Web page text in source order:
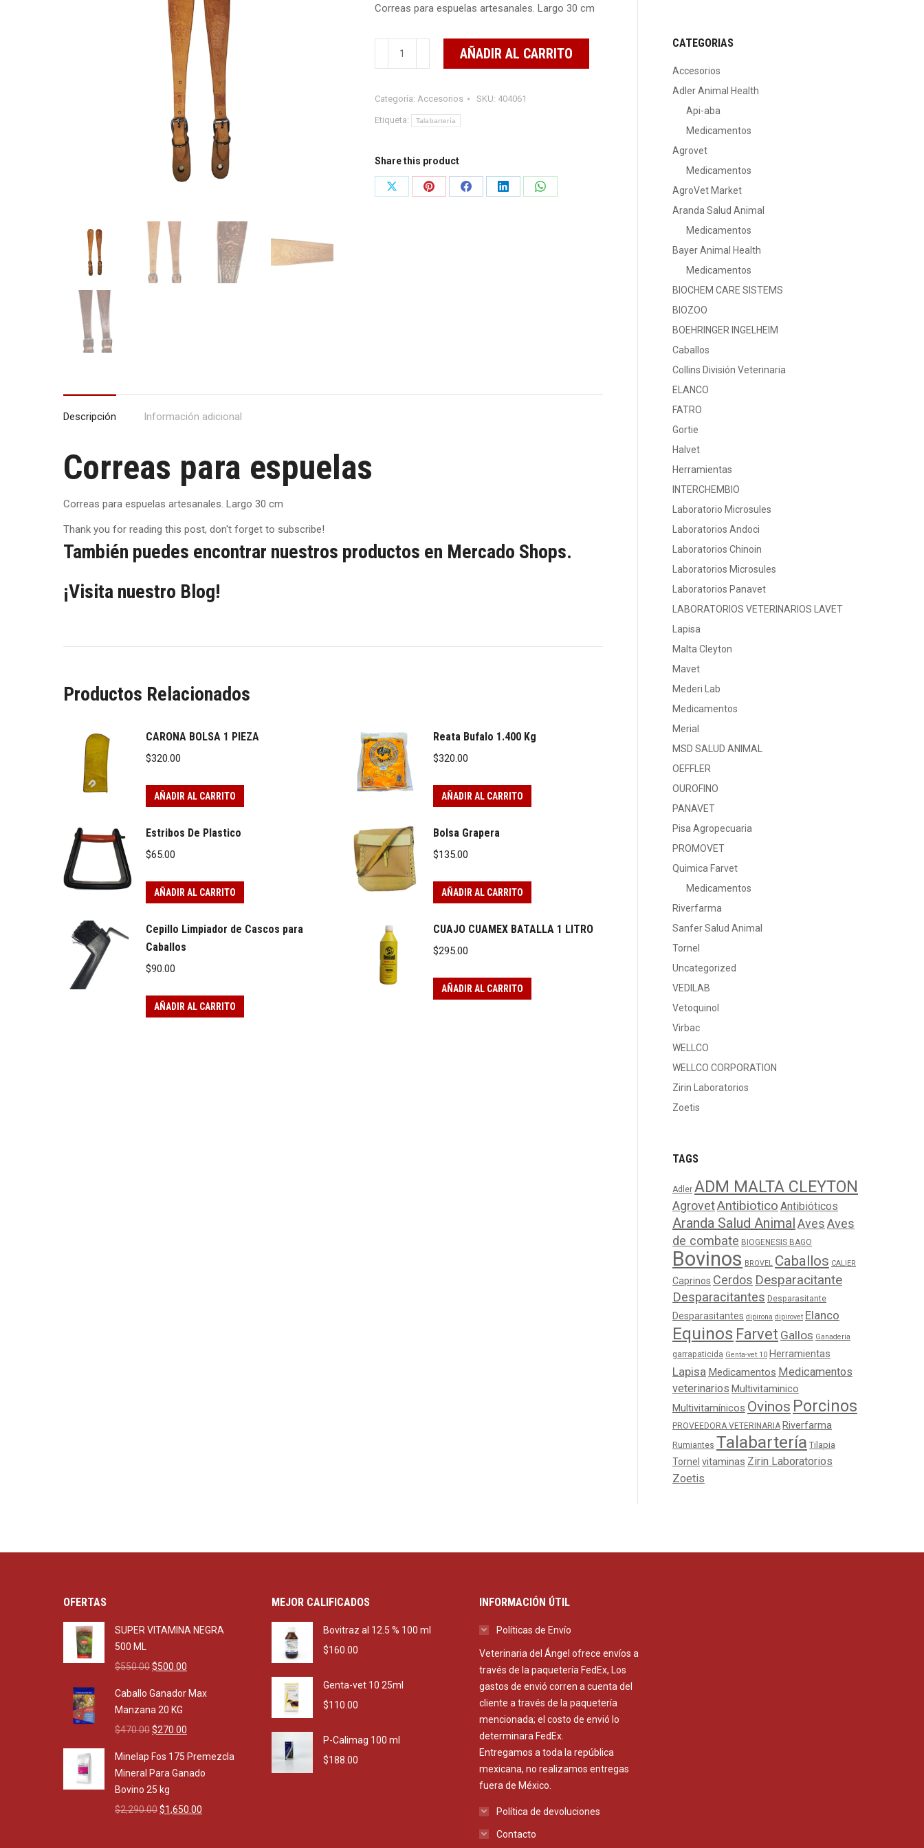
$120.00.$85.00.
Correas para espuelas artesanales. Largo 30 cm
Correas
para
charras
cantidad
AÑADIR AL CARRITO
Categoría: Accesorios SKU: 404061
Etiqueta: Talabartería
Share this product
Share
Share
Share
Share
Share
Descripción Información adicional
Correas para espuelas
Correas para espuelas artesanales. Largo 30 cm
Thank you for reading this post, don't forget to subscribe!
También puedes encontrar nuestros productos en Mercado Shops.
¡Visita nuestro Blog!
Productos Relacionados
CARONA BOLSA 1 PIEZA
$320.00
AÑADIR AL CARRITO
Reata Bufalo 1.400 Kg
$320.00
AÑADIR AL CARRITO
Estribos De Plastico
$65.00
AÑADIR AL CARRITO
Bolsa Grapera
$135.00
AÑADIR AL CARRITO
Cepillo Limpiador de Cascos para
Caballos
$90.00
AÑADIR AL CARRITO
CUAJO CUAMEX BATALLA 1 LITRO
$295.00
AÑADIR AL CARRITO
CATEGORIAS
Accesorios
Adler Animal Health
Api-aba
Medicamentos
Agrovet
Medicamentos
AgroVet Market
Aranda Salud Animal
Medicamentos
Bayer Animal Health
Medicamentos
BIOCHEM CARE SISTEMS
BIOZOO
BOEHRINGER INGELHEIM
Caballos
Collins División Veterinaria
ELANCO
FATRO
Gortie
Halvet
Herramientas
INTERCHEMBIO
Laboratorio Microsules
Laboratorios Andoci
Laboratorios Chinoin
Laboratorios Microsules
Laboratorios Panavet
LABORATORIOS VETERINARIOS LAVET
Lapisa
Malta Cleyton
Mavet
Mederi Lab
Medicamentos
Merial
MSD SALUD ANIMAL
OEFFLER
OUROFINO
PANAVET
Pisa Agropecuaria
PROMOVET
Quimica Farvet
Medicamentos
Riverfarma
Sanfer Salud Animal
Tornel
Uncategorized
VEDILAB
Vetoquinol
Virbac
WELLCO
WELLCO CORPORATION
Zirin Laboratorios
Zoetis
TAGS
Adler ADM MALTA CLEYTON
AgrovetAntibiotico Antibióticos
Aranda Salud AnimalAvesAves
de combate BIOGENESIS BAGO
Bovinos BROVEL Caballos CALIER
Caprinos Cerdos Desparacitante
Desparacitantes Desparasitante
Desparasitantes dipirona dipirovet Elanco
Equinos Farvet Gallos Ganaderia
garrapaticida Genta-vet 10 Herramientas
Lapisa Medicamentos Medicamentos
veterinarios Multivitaminico
Multivitamínicos Ovinos Porcinos
PROVEEDORA VETERINARIA Riverfarma
Rumiantes Talabartería Tilapia
Tornel vitaminas Zirin Laboratorios
Zoetis
OFERTAS
SUPER VITAMINA NEGRA
500 ML
$550.00Original
was:
$550.00.
$500.00
is:
Caballo Ganador Max
Manzana 20 KG
$470.00Original
was:
$470.00.
$270.00
is:
$270.00.
Minelap Fos 175 Premezcla
Mineral Para Ganado
Bovino 25 kg
$2,290.00Original
$1,650.00
MEJOR CALIFICADOS
Bovitraz al 12.5 % 100 ml
$160.00
Genta-vet 10 25ml
$110.00
P-Calimag 100 ml
$188.00
INFORMACIÓN ÚTIL
Políticas de Envío
Veterinaria del Ángel ofrece envíos a
través de la paquetería FedEx, Los
gastos de envió corren a cuenta del
cliente a través de la paquetería
mencionada; el costo de envió lo
determinara FedEx.
Entregamos a toda la república
mexicana, no realizamos entregas
fuera de México.
Política de devoluciones
Contacto